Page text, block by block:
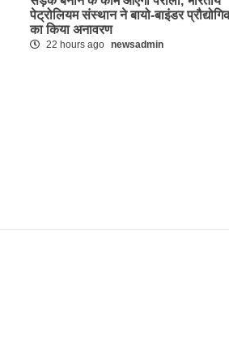
पेट्रोलियम संस्थान ने बायो-बाइंडर
का किया अनावरण
22 hours ago newsadmin